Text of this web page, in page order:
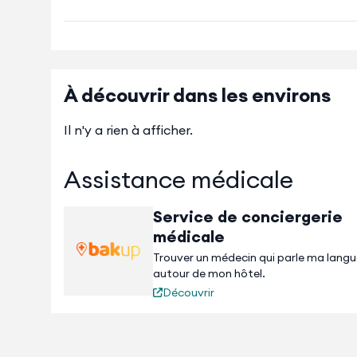
À découvrir dans les environs
Il n'y a rien à afficher.
Assistance médicale
Service de conciergerie
médicale
Trouver un médecin qui parle ma
autour de mon hôtel.
Découvrir